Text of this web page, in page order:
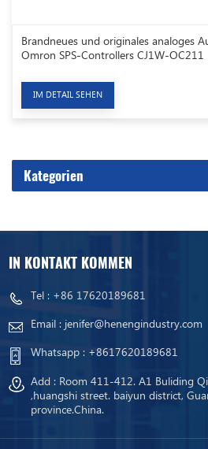
Brandneues und originales analoges
Omron SPS-Controllers CJ1W-OC211
IM DETAIL SEHEN
Kategorien
IN KONTAKT KOMMEN
Tel : +86 17620189681
Email : jenifer@henengindustry.com
Whatsapp : +8617620189681
Add : Room 411-412. A1 Buliding
,huangshi street. baiyun district,
province.China.